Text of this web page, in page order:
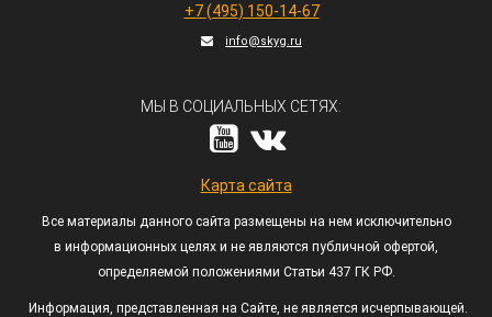
+7 (495) 150-14-67
info@skyg.ru
МЫ В СОЦИАЛЬНЫХ СЕТЯХ:
Карта сайта
Все материалы данного сайта размещены на нем исключительно
в информационных целях и не являются публичной офертой,
определяемой положениями Статьи 437 ГК РФ.
Информация, представленная на Сайте, не является исчерпывающей.